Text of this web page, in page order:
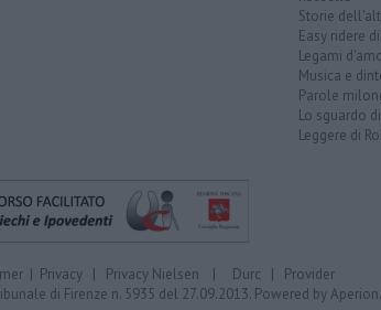
Storie
Easy ridere
Legami
Musica e
Parole
Lo sguardo
Leggere di
| Privacy | Privacy Nielsen | Durc | Provider
di Firenze n. 5935 del 27.09.2013. Powered by